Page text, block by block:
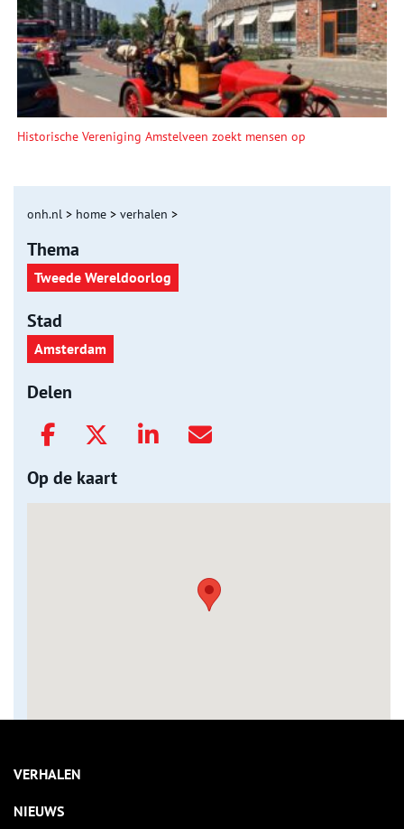
Historische Vereniging Amstelveen zoekt mensen op
onh.nl > home > verhalen >
Thema
Tweede Wereldoorlog
Stad
Amsterdam
Delen
Op de kaart
VERHALEN
NIEUWS